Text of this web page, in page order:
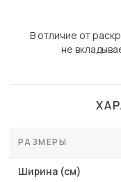
В отличие от
не
РАЗМЕРЫ
Ширина (см)